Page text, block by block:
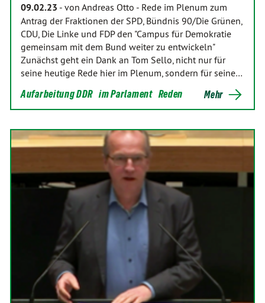
09.02.23 - von Andreas Otto - Rede im Plenum zum
Antrag der Fraktionen der SPD, Bündnis 90/Die Grünen,
CDU, Die Linke und FDP den "Campus für Demokratie
gemeinsam mit dem Bund weiter zu entwickeln"
Zunächst geht ein Dank an Tom Sello, nicht nur für
seine heutige Rede hier im Plenum, sondern für seine…
Aufarbeitung DDR im Parlament Reden Mehr